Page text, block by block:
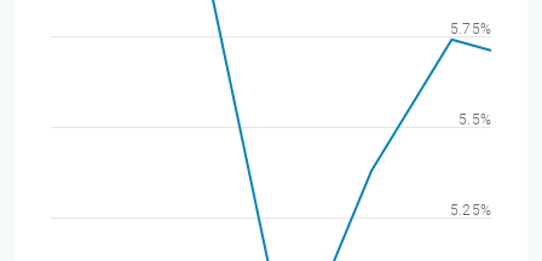
5.25%
5.5%
5.75%